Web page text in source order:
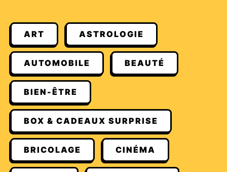
ART ASTROLOGIE
AUTOMOBILE BEAUTÉ
BIEN-ÊTRE
BOX & CADEAUX SURPRISE
BRICOLAGE CINÉMA